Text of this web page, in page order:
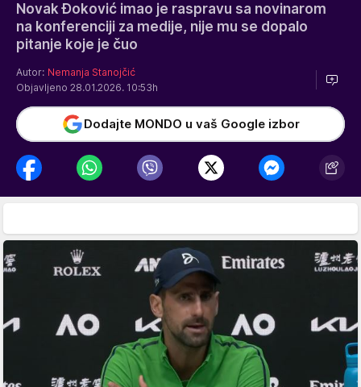
Novak Đoković imao je raspravu sa novinarom
na konferenciji za medije, nije mu se dopalo
pitanje koje je čuo
Autor: Nemanja Stanojčić
Objavljeno 28.01.2026. 10:53h
Dodajte MONDO u vaš Google izbor